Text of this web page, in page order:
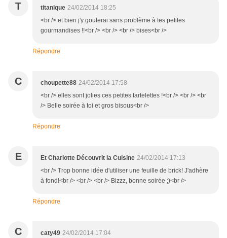
T titanique 24/02/2014 18:25
<br /> et bien j'y gouterai sans problème à tes petites
gourmandises !!<br /> <br /> <br /> bises<br />
Répondre
C choupette88 24/02/2014 17:58
<br /> elles sont jolies ces petites tartelettes !<br /> <br /> <br
/> Belle soirée à toi et gros bisous<br />
Répondre
E Et Charlotte Découvrit la Cuisine 24/02/2014 17:13
<br /> Trop bonne idée d'utiliser une feuille de brick! J'adhère
à fond!<br /> <br /> <br /> Bizzz, bonne soirée ;)<br />
Répondre
C caty49 24/02/2014 17:04